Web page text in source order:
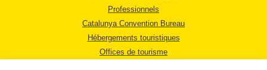
Professionnels
Catalunya Convention Bureau
Hébergements touristiques
Offices de tourisme